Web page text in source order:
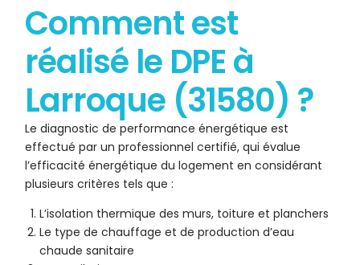
Comment est
réalisé le DPE à
Larroque (31580) ?
Le diagnostic de performance énergétique est
effectué par un professionnel certifié, qui évalue
l’efficacité énergétique du logement en considérant
plusieurs critères tels que :
L’isolation thermique des murs, toiture et planchers
Le type de chauffage et de production d’eau
chaude sanitaire